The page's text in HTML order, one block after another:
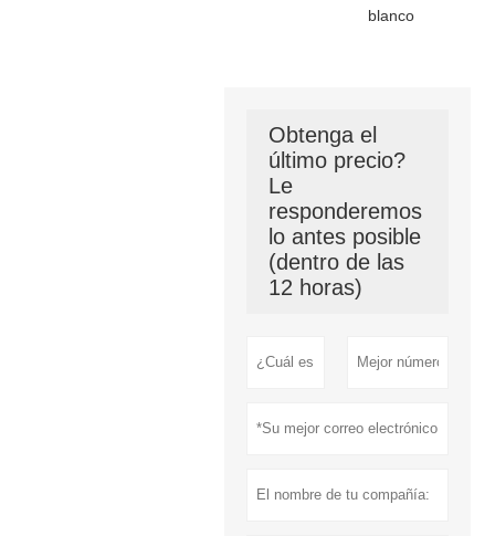
blanco
Obtenga el
último precio?
Le
responderemos
lo antes posible
(dentro de las
12 horas)